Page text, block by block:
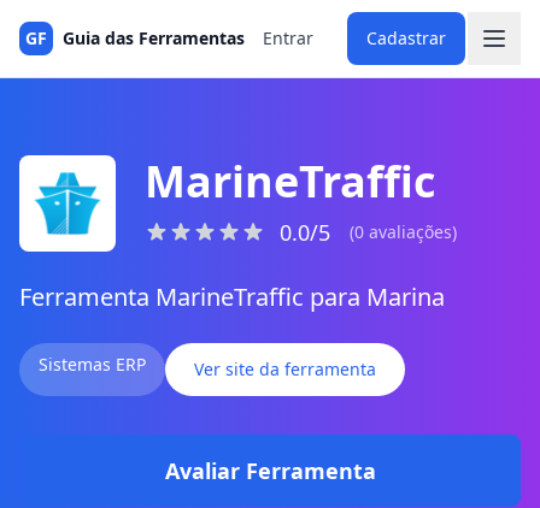
GF Guia das Ferramentas Entrar Cadastrar
MarineTraffic
0.0/5 (0 avaliações)
Ferramenta MarineTraffic para Marina
Sistemas ERP Ver site da ferramenta
Avaliar Ferramenta